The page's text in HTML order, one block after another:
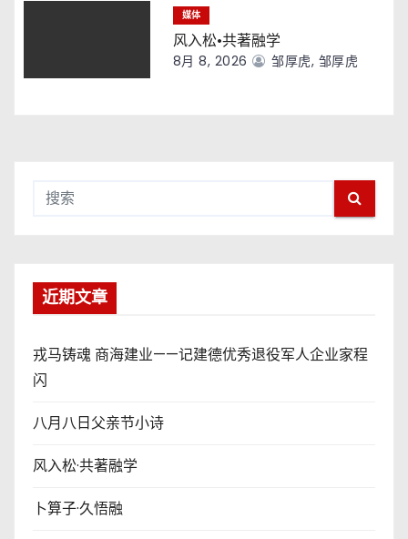
媒体
风入松·共著融学
8月 8, 2026 邹厚虎, 邹厚虎
近期文章
戎马铸魂 商海建业——记建德优秀退役军人企业家程
闪
八月八日父亲节小诗
风入松·共著融学
卜算子·久悟融